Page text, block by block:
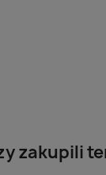
zakupili